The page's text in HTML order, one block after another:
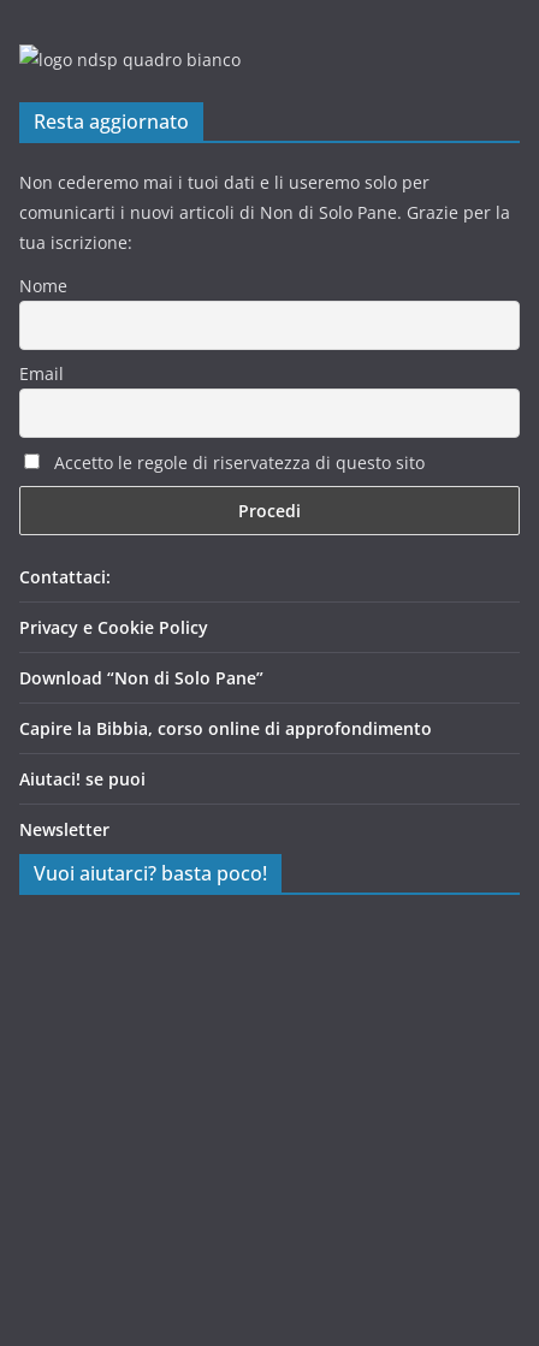
Resta aggiornato
Non cederemo mai i tuoi dati e li useremo solo per
comunicarti i nuovi articoli di Non di Solo Pane. Grazie per la
tua iscrizione:
Nome
Email
Accetto le regole di riservatezza di questo sito
Contattaci:
Privacy e Cookie Policy
Download “Non di Solo Pane”
Capire la Bibbia, corso online di approfondimento
Aiutaci! se puoi
Newsletter
Vuoi aiutarci? basta poco!